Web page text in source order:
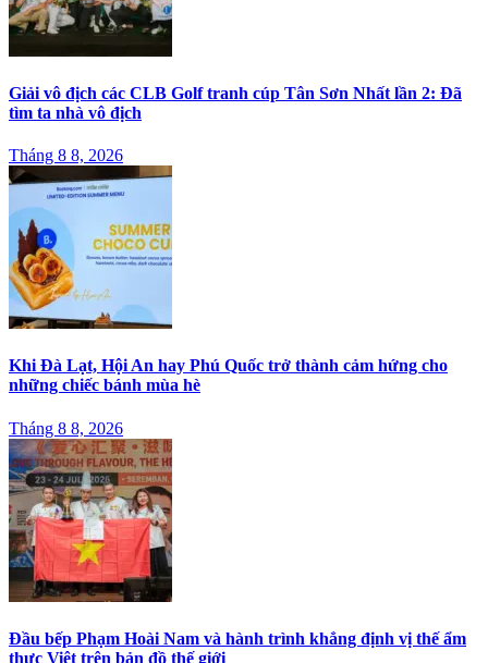
Giải vô địch các CLB Golf tranh cúp Tân Sơn Nhất lần 2: Đã
tìm ta nhà vô địch
Tháng 8 8, 2026
Khi Đà Lạt, Hội An hay Phú Quốc trở thành cảm hứng cho
những chiếc bánh mùa hè
Tháng 8 8, 2026
Đầu bếp Phạm Hoài Nam và hành trình khẳng định vị thế ẩm
thực Việt trên bản đồ thế giới